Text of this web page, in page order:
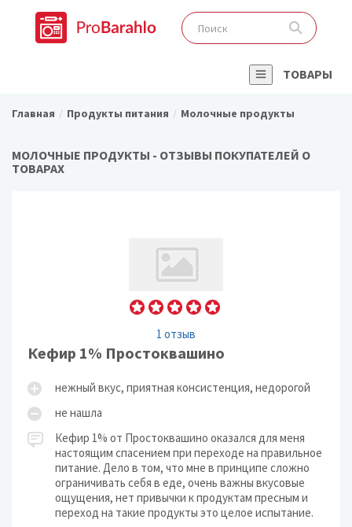
ТОВАРЫ
Главная Продукты питания Молочные продукты
МОЛОЧНЫЕ ПРОДУКТЫ - ОТЗЫВЫ ПОКУПАТЕЛЕЙ О
ТОВАРАХ
1 отзыв
Кефир 1% Простоквашино
нежный вкус, приятная консистенция, недорогой
не нашла
Кефир 1% от Простоквашино оказался для меня
настоящим спасением при переходе на правильное
питание. Дело в том, что мне в принципе сложно
ограничивать себя в еде, очень важны вкусовые
ощущения, нет привычки к продуктам пресным и
переход на такие продукты это целое испытание.